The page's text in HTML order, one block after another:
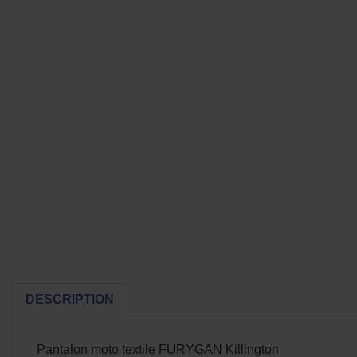
DESCRIPTION
Pantalon moto textile FURYGAN Killington